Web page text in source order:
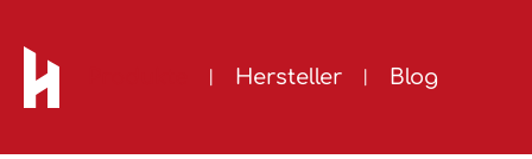
Hersteller Blog